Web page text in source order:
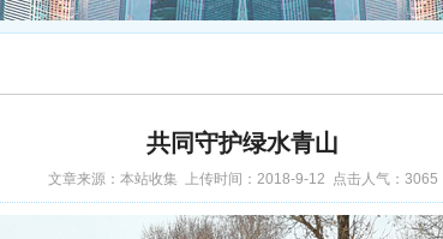
共同守护绿水青山
文章来源：本站收集 上传时间：2018-9-12 点击人气：3065